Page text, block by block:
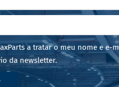
a tratar o meu nome e e-
da newsletter.